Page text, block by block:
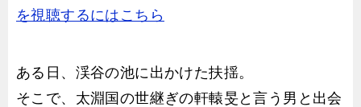
を視聴するにはこちら
ある日、渓谷の池に出かけた扶揺。
そこで、太淵国の世継ぎの軒轅旻と言う男と出会